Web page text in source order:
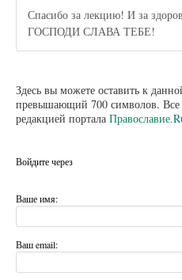
Спасибо за лекцию! И за
ГОСПОДИ СЛАВА ТЕБЕ!
Здесь вы можете оставить к
превышающий 700 символов. Все
редакцией портала
Войдите через
Ваше имя:
Ваш email: